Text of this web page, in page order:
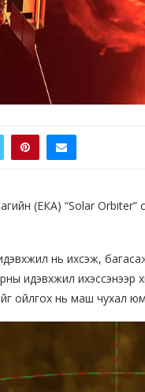
(ЕКА) “Solar Orbiter”
нь ихсэж,
идэвхжил
ойлгох нь маш чухал